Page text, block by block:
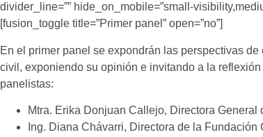
divider_line=”” hide_on_mobile=”small-
[fusion_toggle title=”Primer panel” open=”no”]
En el primer panel se expondrán las perspectivas de
civil , exponiendo su opinión e invitando a la
panelistas:
Mtra. Erika Donjuan Callejo, Directora
Ing. Diana Chávarri, Directora de la